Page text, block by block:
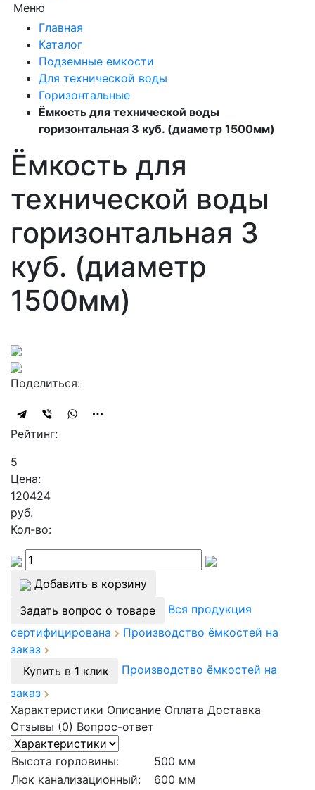
Меню
Главная
Каталог
Подземные емкости
Для технической воды
Горизонтальные
Ёмкость для технической воды
горизонтальная 3 куб. (диаметр 1500мм)
Ёмкость для
технической воды
горизонтальная 3
куб. (диаметр
1500мм)
Поделиться:
Рейтинг:
5
Цена:
120424
руб.
Кол-во:
Добавить в корзину
Задать вопрос о товаре
Вся продукция
сертифицирована
Производство ёмкостей на
заказ
Купить в 1 клик
Производство ёмкостей на
заказ
Характеристики Описание Оплата Доставка
Отзывы (0) Вопрос-ответ
Высота горловины:
500 мм
Люк канализационный:
600 мм